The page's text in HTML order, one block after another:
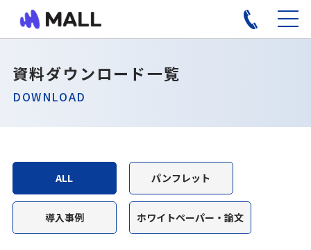
資料ダウンロード一覧
DOWNLOAD
ALL パンフレット
導入事例 ホワイトペーパー・論文